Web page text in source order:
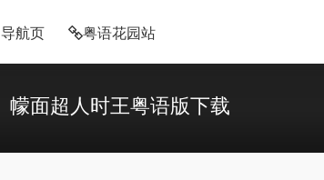
导航页 粤语花园站
幪面超人时王粤语版下载